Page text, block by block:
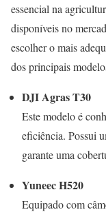
essencial na
disponíveis no
escolher o mais
dos principais
DJI Agras T30
Este modelo é
eficiência. Possui
garante uma
Yuneec H520
Equipado com